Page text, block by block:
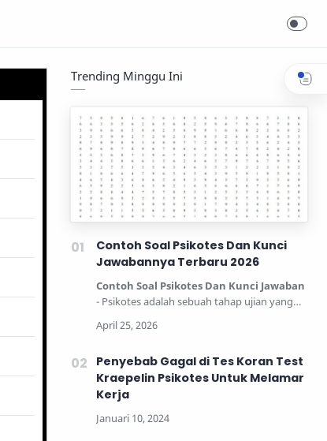
Trending Minggu Ini
Contoh Soal Psikotes Dan Kunci
Jawabannya Terbaru 2026
Contoh Soal Psikotes Dan Kunci Jawaban
- Psikotes adalah sebuah tahap ujian yang
Penyebab Gagal di Tes Koran Test
Kraepelin Psikotes Untuk Melamar
Kerja